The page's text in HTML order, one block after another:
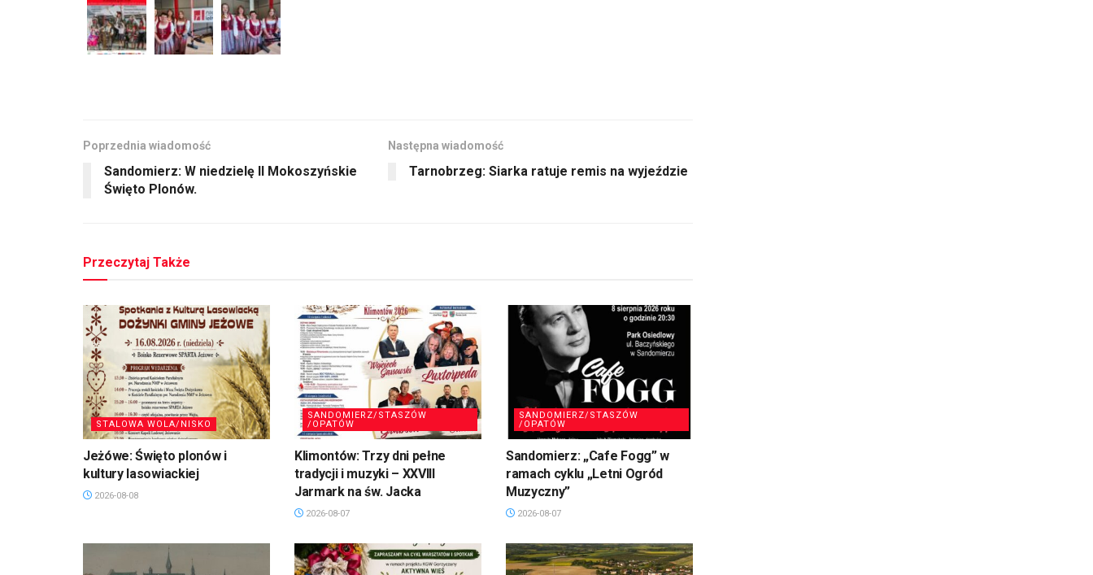
Poprzednia wiadomość
Sandomierz: W niedzielę II Mokoszyńskie
Święto Plonów.
Następna wiadomość
Tarnobrzeg: Siarka ratuje remis na wyjeździe
Przeczytaj Także
STALOWA WOLA/NISKO
Jeżówe: Święto plonów i
kultury lasowiackiej
2026-08-08
SANDOMIERZ/STASZÓW
/OPATÓW
Klimontów: Trzy dni pełne
tradycji i muzyki – XXVIII
Jarmark na św. Jacka
2026-08-07
SANDOMIERZ/STASZÓW
/OPATÓW
Sandomierz: „Cafe Fogg” w
ramach cyklu „Letni Ogród
Muzyczny”
2026-08-07